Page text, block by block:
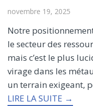
novembre 19, 2025
Notre
le secteur des
mais c’est le plus
virage dans les
un terrain exigeant,
LIRE LA SUITE →